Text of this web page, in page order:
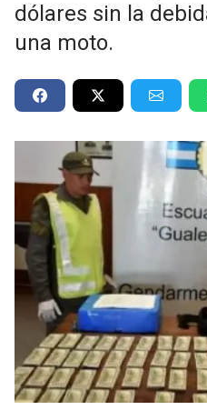
dólares sin la
una moto.